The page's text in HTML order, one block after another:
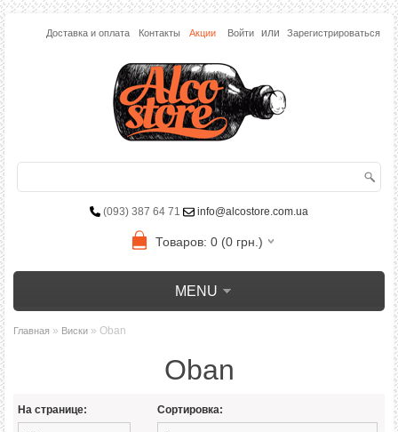
Доставка и оплата Контакты Акции Войти или Зарегистрироваться
(093) 387 64 71 info@alcostore.com.ua
Товаров: 0 (0 грн.)
MENU
Главная » Виски » Oban
Oban
На странице: Сортировка: